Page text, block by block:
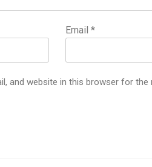
Email *
and website in this browser for